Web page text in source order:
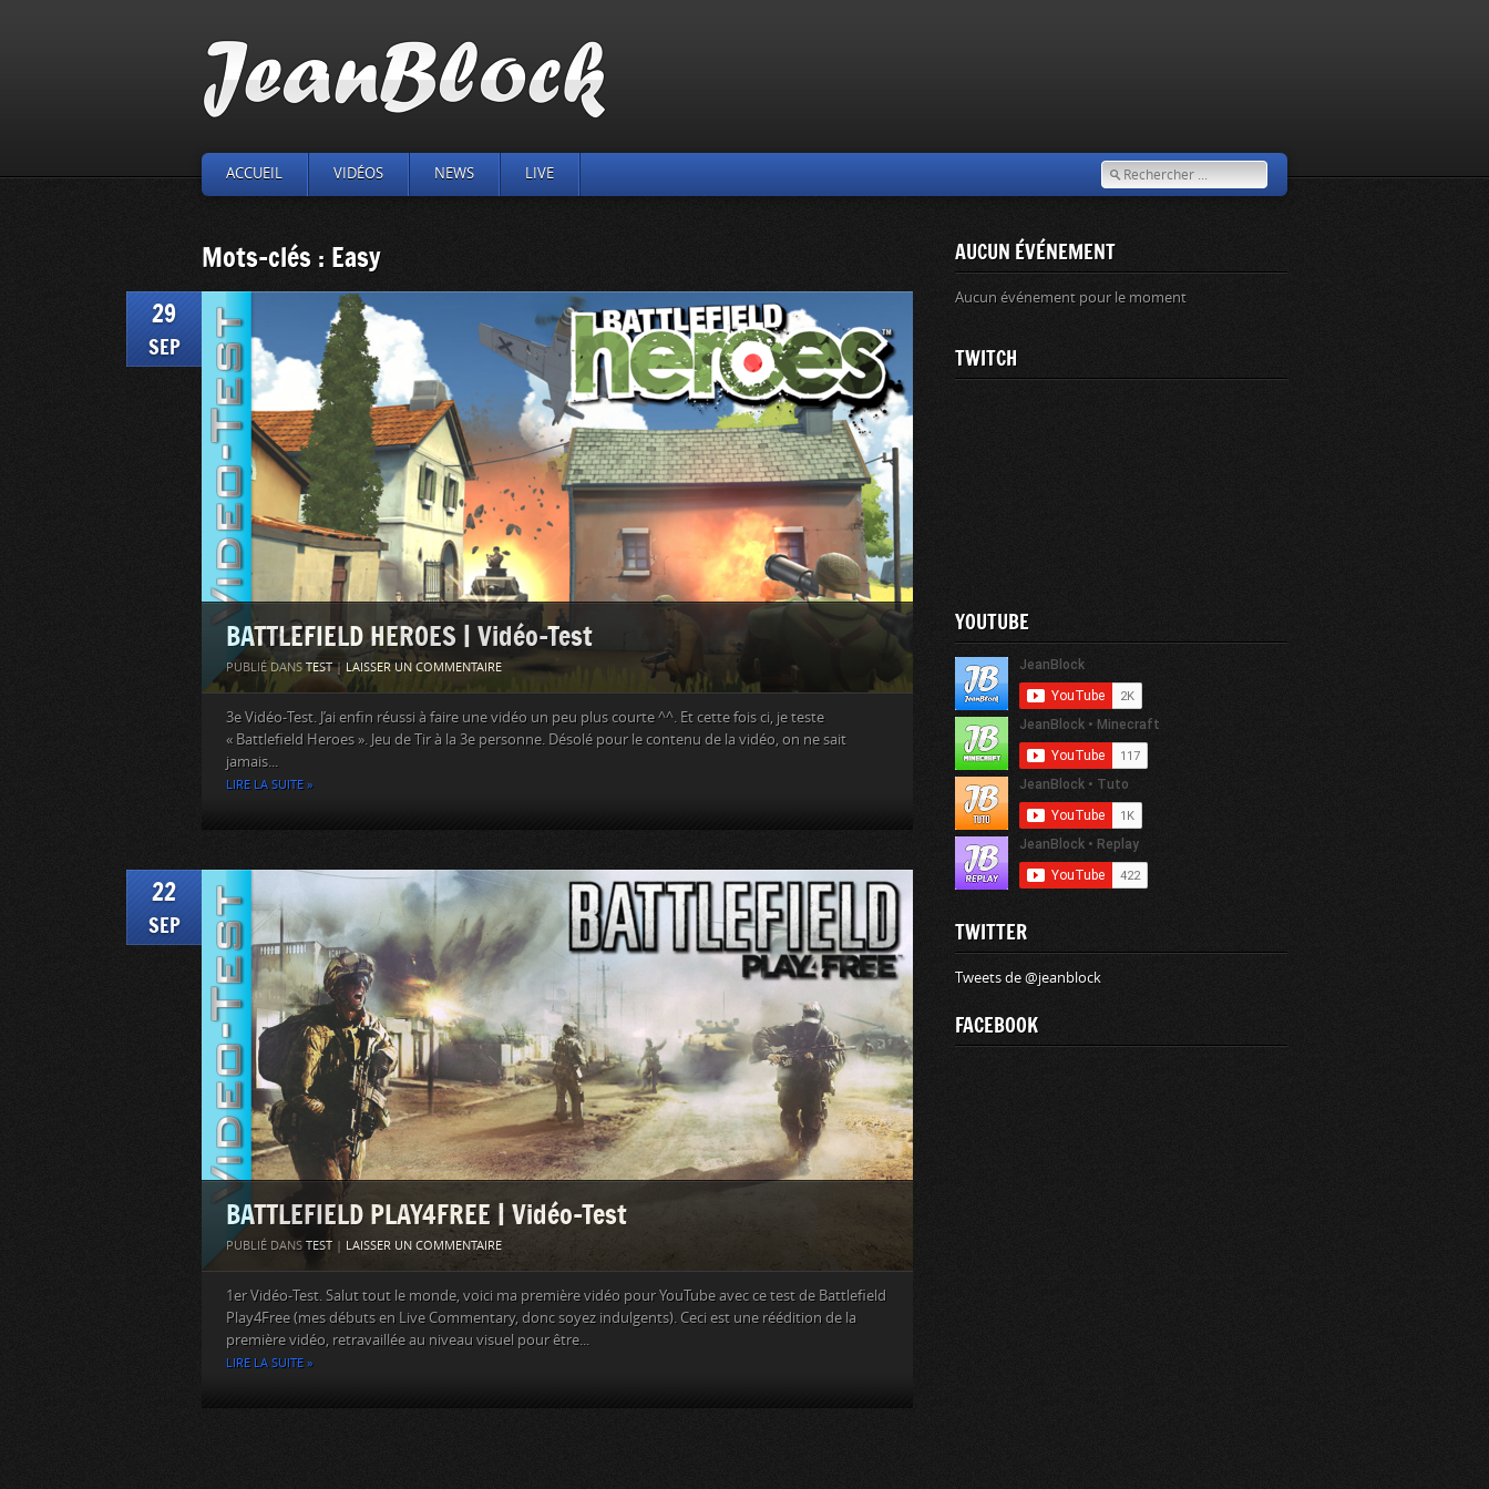
ACCUEIL VIDÉOS NEWS LIVE
Mots-clés : Easy
29
SEP
BATTLEFIELD HEROES | Vidéo-Test
PUBLIÉ DANS TEST| LAISSER UN COMMENTAIRE
3e Vidéo-Test. J’ai enfin réussi à faire une vidéo un peu plus courte ^^. Et cette fois ci, je teste
« Battlefield Heroes ». Jeu de Tir à la 3e personne. Désolé pour le contenu de la vidéo, on ne sait
jamais...
LIRE LA SUITE »
22
SEP
BATTLEFIELD PLAY4FREE | Vidéo-Test
PUBLIÉ DANS TEST | LAISSER UN COMMENTAIRE
1er Vidéo-Test. Salut tout le monde, voici ma première vidéo pour YouTube avec ce test de Battlefield
Play4Free (mes débuts en Live Commentary, donc soyez indulgents). Ceci est une réédition de la
première vidéo, retravaillée au niveau visuel pour être...
LIRE LA SUITE »
AUCUN ÉVÉNEMENT
Aucun événement pour le moment
TWITCH
YOUTUBE
TWITTER
Tweets de @jeanblock
FACEBOOK